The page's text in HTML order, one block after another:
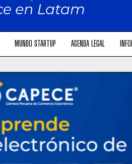
MUNDO STARTUP AGENDA LEGAL